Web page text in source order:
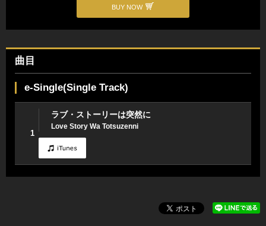
BUY NOW
曲目
e-Single(Single Track)
1
ラブ・ストーリーは突然に
Love Story Wa Totsuzenni